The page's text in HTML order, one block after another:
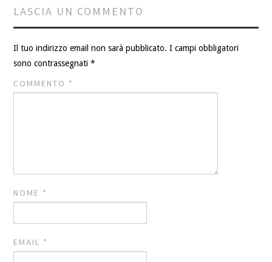
LASCIA UN COMMENTO
Il tuo indirizzo email non sarà pubblicato. I campi obbligatori
sono contrassegnati*
COMMENTO *
NOME *
EMAIL *